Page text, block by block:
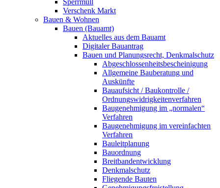
Sperrmüll
Verschenk Markt
Bauen & Wohnen
Bauen (Bauamt)
Aktuelles aus dem Bauamt
Digitaler Bauantrag
Bauen und Planungsrecht, Denkmalschutz
Abgeschlossenheitsbescheinigung
Allgemeine Bauberatung und
Auskünfte
Bauaufsicht / Baukontrolle /
Ordnungswidrigkeitenverfahren
Baugenehmigung im „normalen“
Verfahren
Baugenehmigung im vereinfachten
Verfahren
Bauleitplanung
Bauordnung
Breitbandentwicklung
Denkmalschutz
Fliegende Bauten